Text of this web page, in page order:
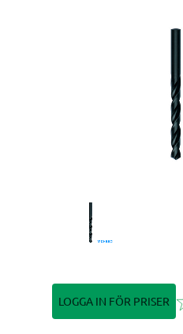
LOGGA IN FÖR PRISER